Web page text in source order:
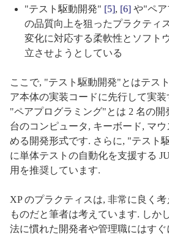
"テスト駆動開発" [5], [6] や"ペ
の品質向上を狙ったプラクティ
変化に対応する柔軟性とソフト
立させようとしている
ここで, "テスト駆動開発"とはテス
ア本体の実装コードに先行して実
"ペアプログラミング"とは 2 名の開
台のコンピュータ, キーボード, マ
める開発形式です. さらに, "テスト
に単体テストの自動化を支援する
用を推奨しています.
XP のプラクティスは, 非常に良く
ものだと筆者は考えています. しか
法に慣れた開発者や管理職にはす